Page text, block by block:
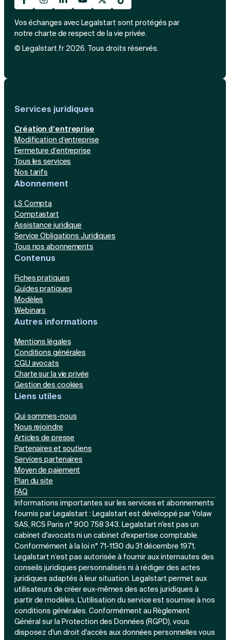
Vos échanges avec Legalstart sont protégés par
notre charte de respect de la vie privée.
© Legalstart.fr 2026. Tous droits réservés.
Services juridiques
Création d’entreprise
Modification d’entreprise
Fermeture d’entreprise
Tous les services
Nos tarifs
Abonnement
LS Compta
Comptastart
Assistance juridique
Service Obligations Juridiques
Tous nos abonnements
Contenus
Fiches pratiques
Guides pratiques
Modèles
Webinars
Autres informations
Mentions légales
Conditions générales
CGU avocats
Charte sur la vie privée
Gestion des cookies
Liens utiles
Qui sommes-nous
Nous rejoindre
Articles de presse
Partenaires et soutiens
Services partenaires
Moyen de paiement
Plan du site
FAQ
Informations importantes sur les services et abonnements
fournis par Legalstart : Legalstart est développé par Yolaw
SAS, RCS Paris n° 900 758 343. Legalstart n'est pas un
cabinet d'avocats ni un cabinet d'expertise comptable.
Conformément à la loi n° 71-1130 du 31 décembre 1971,
Legalstart n’est pas autorisée à fournir aux internautes des
conseils juridiques personnalisés ni à rédiger des actes
juridiques adaptés à leur situation. Legalstart permet aux
utilisateurs de créer eux-mêmes des actes juridiques à
partir de modèles. L'utilisation du service est soumise à nos
conditions générales. Conformément au Règlement
Général sur la Protection des Données (RGPD), vous
disposez d'un droit d'accès aux données personnelles vous